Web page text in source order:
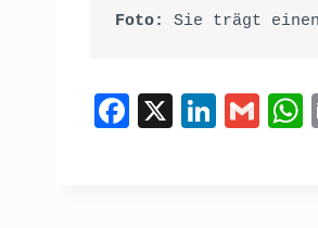
Foto: Sie trägt einen
F
X
Li
G